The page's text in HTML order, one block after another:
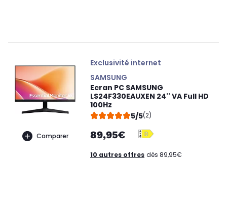
Comparer
Exclusivité internet
SAMSUNG
Ecran PC SAMSUNG
LS24F330EAUXEN 24'' VA Full HD
100Hz
5/5(2)
89,95€
10 autres offres dès 89,95€